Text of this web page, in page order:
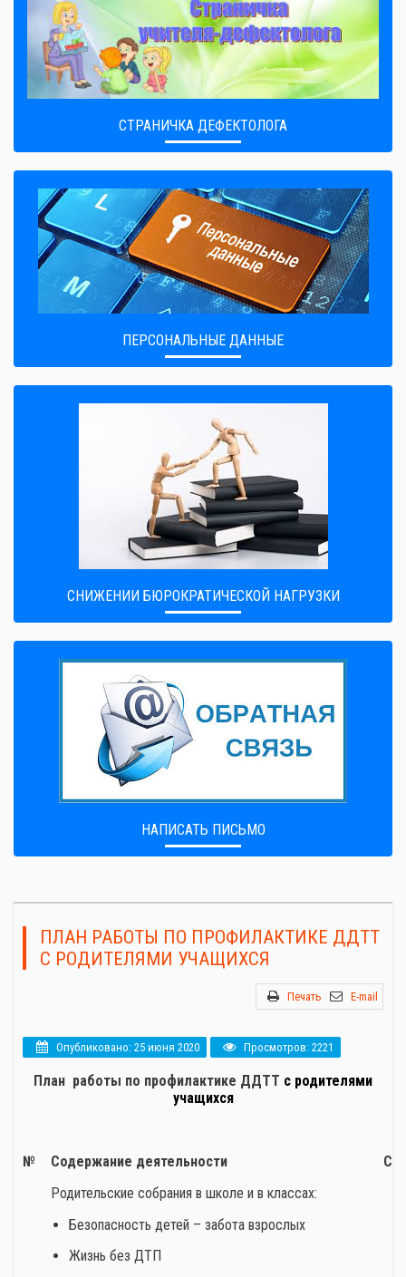
СТРАНИЧКА ДЕФЕКТОЛОГА
ПЕРСОНАЛЬНЫЕ ДАННЫЕ
CНИЖЕНИИ БЮРОКРАТИЧЕСКОЙ НАГРУЗКИ
НАПИСАТЬ ПИСЬМО
ПЛАН РАБОТЫ ПО ПРОФИЛАКТИКЕ ДДТТ
С РОДИТЕЛЯМИ УЧАЩИХСЯ
Печать E-mail
Опубликовано: 25 июня 2020 Просмотров: 2221
План работы по профилактике ДДТТ с родителями
учащихся
№ Содержание деятельности
Родительские собрания в школе и в классах:
Безопасность детей – забота взрослых
Жизнь без ДТП